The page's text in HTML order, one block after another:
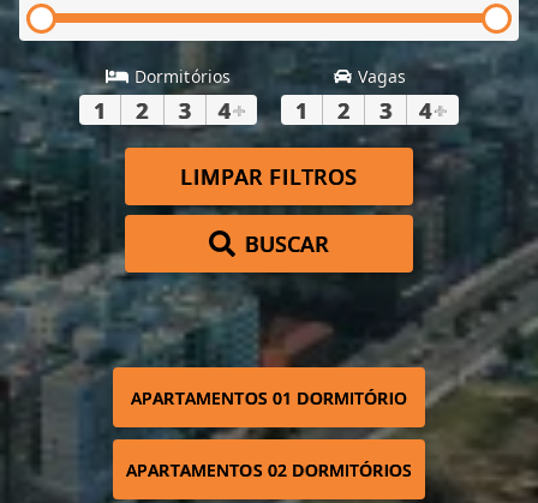
Dormitórios
1 2 3 4+
Vagas
1 2 3 4+
LIMPAR FILTROS
BUSCAR
APARTAMENTOS 01 DORMITÓRIO
APARTAMENTOS 02 DORMITÓRIOS